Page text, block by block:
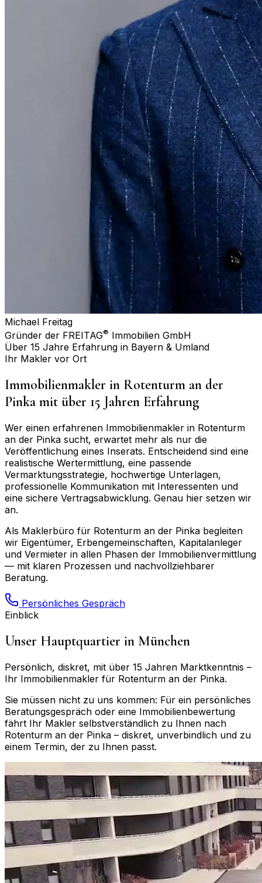
Michael Freitag
Gründer der FREITAG® Immobilien GmbH
Über 15 Jahre Erfahrung in Bayern & Umland
Ihr Makler vor Ort
Immobilienmakler in Rotenturm an der
Pinka mit über 15 Jahren Erfahrung
Wer einen erfahrenen Immobilienmakler in Rotenturm
an der Pinka sucht, erwartet mehr als nur die
Veröffentlichung eines Inserats. Entscheidend sind eine
realistische Wertermittlung, eine passende
Vermarktungsstrategie, hochwertige Unterlagen,
professionelle Kommunikation mit Interessenten und
eine sichere Vertragsabwicklung. Genau hier setzen wir
an.
Als Maklerbüro für Rotenturm an der Pinka begleiten
wir Eigentümer, Erbengemeinschaften, Kapitalanleger
und Vermieter in allen Phasen der Immobilienvermittlung
— mit klaren Prozessen und nachvollziehbarer
Beratung.
Persönliches Gespräch
Einblick
Unser Hauptquartier in München
Persönlich, diskret, mit über 15 Jahren Marktkenntnis –
Ihr Immobilienmakler für Rotenturm an der Pinka.
Sie müssen nicht zu uns kommen: Für ein persönliches
Beratungsgespräch oder eine Immobilienbewertung
fährt Ihr Makler selbstverständlich zu Ihnen nach
Rotenturm an der Pinka – diskret, unverbindlich und zu
einem Termin, der zu Ihnen passt.